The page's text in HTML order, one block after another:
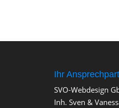
Ihr
SVO-Webdesign
Inh. Sven &